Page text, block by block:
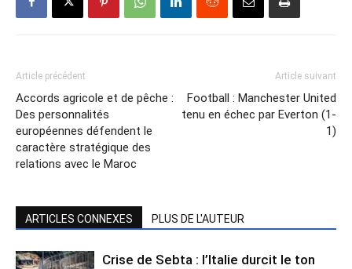
Article précédent
Accords agricole et de pêche :
Des personnalités
européennes défendent le
caractère stratégique des
relations avec le Maroc
Article suivant
Football : Manchester United
tenu en échec par Everton (1-
1)
ARTICLES CONNEXES PLUS DE L'AUTEUR
Crise de Sebta : l’Italie durcit le ton